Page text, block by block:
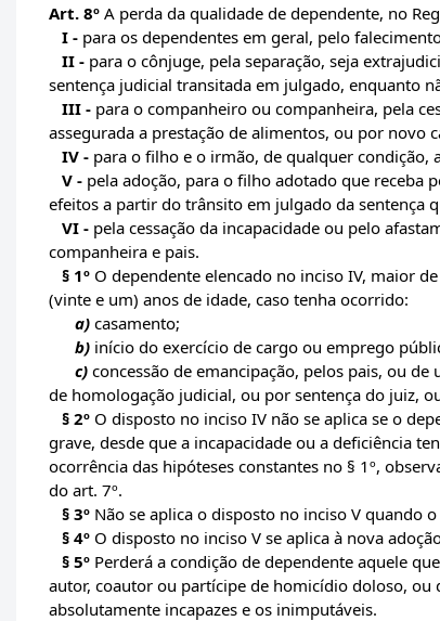
Art. 8º A perda da qualidade de dependente, no
I - para os dependentes em geral, pelo
II - para o cônjuge, pela separação, seja
sentença judicial transitada em julgado, enquanto
III - para o companheiro ou companheira, pela
assegurada a prestação de alimentos, ou por novo
IV - para o filho e o irmão, de qualquer condição,
V - pela adoção, para o filho adotado que receba
efeitos a partir do trânsito em julgado da sentença
VI - pela cessação da incapacidade ou pelo
companheira e pais.
§ 1º O dependente elencado no inciso IV, maior
(vinte e um) anos de idade, caso tenha ocorrido:
a) casamento;
b) início do exercício de cargo ou emprego
c) concessão de emancipação, pelos pais, ou
de homologação judicial, ou por sentença do juiz,
§ 2º O disposto no inciso IV não se aplica se o
grave, desde que a incapacidade ou a deficiência
ocorrência das hipóteses constantes no § 1º,
do art. 7º.
§ 3º Não se aplica o disposto no inciso V quando
§ 4º O disposto no inciso V se aplica à nova
§ 5º Perderá a condição de dependente aquele
autor, coautor ou partícipe de homicídio doloso, ou
absolutamente incapazes e os inimputáveis.